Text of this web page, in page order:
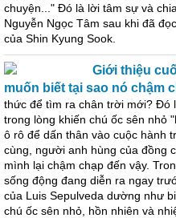
chuyện..." Đó là lời tâm sự và
Nguyễn Ngọc Tâm sau khi đã
của Shin Kyung Sook.
Giới thiệu
muốn biết tại sao nó chậm
thức để tìm ra chân trời mới? Đó
trong lòng khiến chú ốc sên nhỏ
ô rô để dấn thân vào cuộc hành
cùng, người anh hùng của đồng
mình lại chậm chạp đến vậy.
sống động đang diễn ra ngay
của Luis Sepulveda dường như
chú ốc sên nhỏ, hồn nhiên và